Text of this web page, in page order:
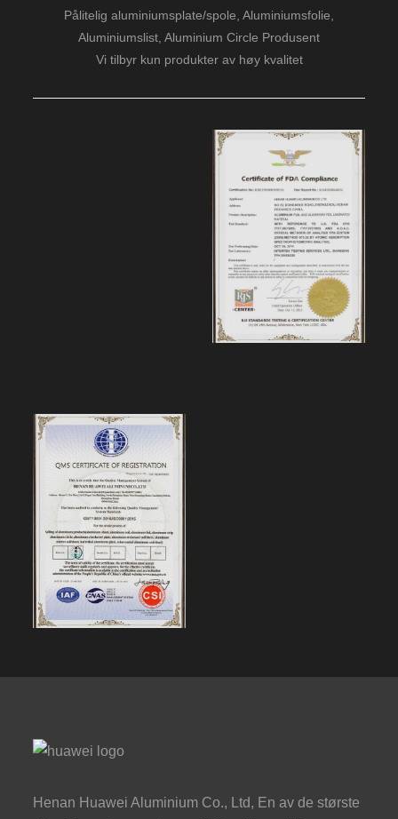
Pålitelig aluminiumsplate/spole, Aluminiumsfolie,
Aluminiumslist, Aluminium Circle Produsent
Vi tilbyr kun produkter av høy kvalitet
Henan Huawei Aluminium Co., Ltd, En av de største